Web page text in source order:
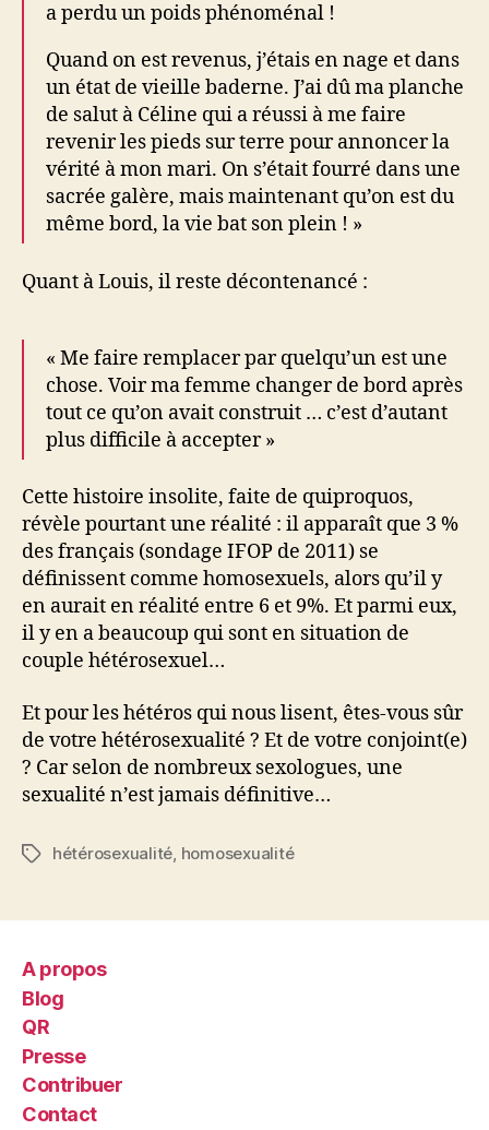
a perdu un poids phénoménal !
Quand on est revenus, j’étais en nage et dans
un état de vieille baderne. J’ai dû ma planche
de salut à Céline qui a réussi à me faire
revenir les pieds sur terre pour annoncer la
vérité à mon mari. On s’était fourré dans une
sacrée galère, mais maintenant qu’on est du
même bord, la vie bat son plein ! »
Quant à Louis, il reste décontenancé :
« Me faire remplacer par quelqu’un est une
chose. Voir ma femme changer de bord après
tout ce qu’on avait construit … c’est d’autant
plus difficile à accepter »
Cette histoire insolite, faite de quiproquos,
révèle pourtant une réalité : il apparaît que 3 %
des français (sondage IFOP de 2011) se
définissent comme homosexuels, alors qu’il y
en aurait en réalité entre 6 et 9%. Et parmi eux,
il y en a beaucoup qui sont en situation de
couple hétérosexuel…
Et pour les hétéros qui nous lisent, êtes-vous sûr
de votre hétérosexualité ? Et de votre conjoint(e)
? Car selon de nombreux sexologues, une
sexualité n’est jamais définitive…
Étiquettes
hétérosexualité homosexualité
A propos
Blog
QR
Presse
Contribuer
Contact